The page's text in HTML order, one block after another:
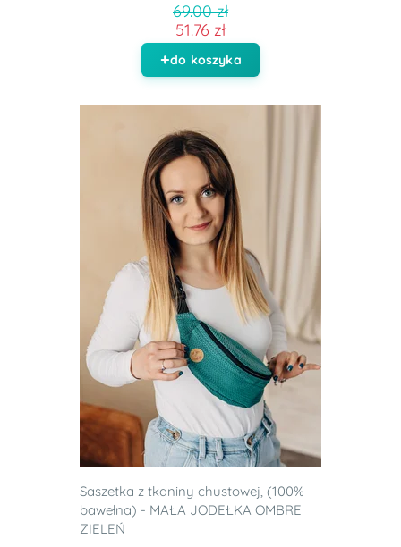
69.00 zł
51.76 zł
do koszyka
Saszetka z tkaniny chustowej, (100%
bawełna) - MAŁA JODEŁKA OMBRE
ZIELEŃ